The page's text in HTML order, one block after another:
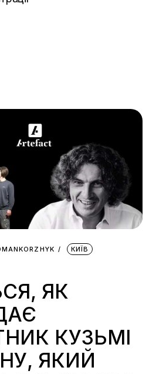
КИЇВ
ЯК
КУЗЬМІ
ЯКИЙ